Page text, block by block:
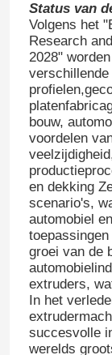
Status van
Volgens het
Research
2028"
bouw,
voordelen
en dekking
scenario's,
automobiel
groei van de
extruders,
In het
succesvolle
werelds